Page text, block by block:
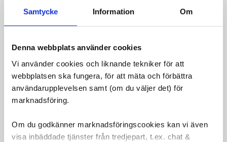
Samtycke Information Om
Denna webbplats använder cookies
Vi använder cookies och liknande tekniker för att
webbplatsen ska fungera, för att mäta och förbättra
användarupplevelsen samt (om du väljer det) för
marknadsföring.
Om du godkänner marknadsföringscookies kan vi även
visa inbäddade tjänster från tredjepart, t.ex. chat &
Låg vikt
: Minimalistisk in-mold-design gör
Justerbar skärm
: Skyddar mot bländande
Synlighet: Reflekterande klistermärken och
möjlighet till bakbelysning som tillval.
Specifikationer
Färg: Matt svart
Skyddssystem: MIPS